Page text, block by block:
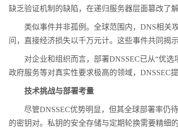
缺乏验证机制的缺陷，在递归服务器层面篡改了解
类似事件并非孤例。全球范围内， DNS相关
问，直接经济损失以千万元计。这些事件共同揭
对企业和组织而言，部署DNSSEC已从“优选
政府服务等对真实性要求极高的领域， DNSSEC
技术挑战与部署考量
尽管DNSSEC优势明显，但其全球部署率仍
的密钥对。私钥的安全存储与定期轮换需要精细